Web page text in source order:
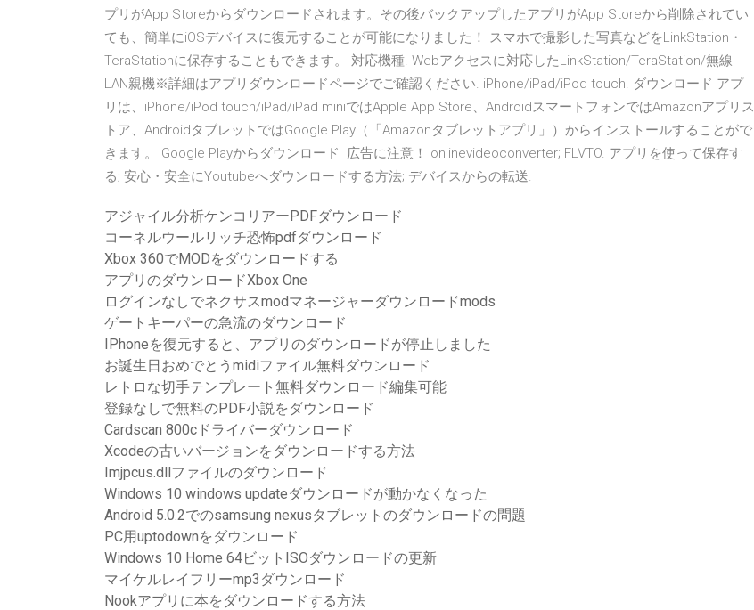
プリがApp Storeからダウンロードされます。その後バックアップしたアプリがApp Storeから削除されてい
ても、簡単にiOSデバイスに復元することが可能になりました！ スマホで撮影した写真などをLinkStation・
TeraStationに保存することもできます。 対応機種. Webアクセスに対応したLinkStation/TeraStation/無線
LAN親機※詳細はアプリダウンロードページでご確認ください. iPhone/iPad/iPod touch. ダウンロード アプ
リは、iPhone/iPod touch/iPad/iPad miniではApple App Store、AndroidスマートフォンではAmazonアプリス
トア、AndroidタブレットではGoogle Play（「Amazonタブレットアプリ」）からインストールすることがで
きます。 Google Playからダウンロード 広告に注意！ onlinevideoconverter; FLVTO. アプリを使って保存す
る; 安心・安全にYoutubeへダウンロードする方法; デバイスからの転送.
アジャイル分析ケンコリアーPDFダウンロード
コーネルウールリッチ恐怖pdfダウンロード
Xbox 360でMODをダウンロードする
アプリのダウンロードXbox One
ログインなしでネクサスmodマネージャーダウンロードmods
ゲートキーパーの急流のダウンロード
IPhoneを復元すると、アプリのダウンロードが停止しました
お誕生日おめでとうmidiファイル無料ダウンロード
レトロな切手テンプレート無料ダウンロード編集可能
登録なしで無料のPDF小説をダウンロード
Cardscan 800cドライバーダウンロード
Xcodeの古いバージョンをダウンロードする方法
Imjpcus.dllファイルのダウンロード
Windows 10 windows updateダウンロードが動かなくなった
Android 5.0.2でのsamsung nexusタブレットのダウンロードの問題
PC用uptodownをダウンロード
Windows 10 Home 64ビットISOダウンロードの更新
マイケルレイフリーmp3ダウンロード
Nookアプリに本をダウンロードする方法